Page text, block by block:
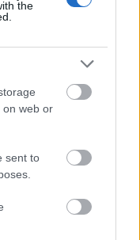
the
on web or
sent to